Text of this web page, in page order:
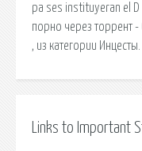
pa ses instituyeran el D
порно через торрент -
, из категории Инцесты.
Links to Important